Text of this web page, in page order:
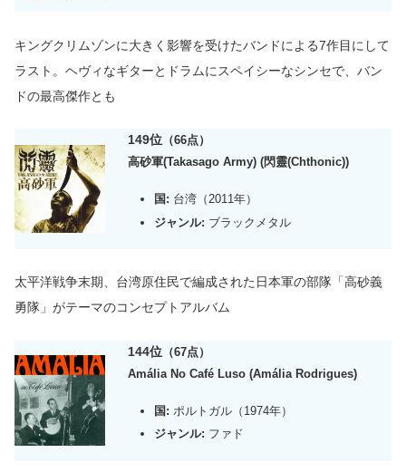
キングクリムゾンに大きく影響を受けたバンドによる7作目にして
ラスト。 ヘヴィなギターとドラムにスペイシーなシンセで、バン
ドの最高傑作とも
149位 （66点）
高砂軍(Takasago Army) (閃靈(Chthonic))
国: 台湾（2011年）
ジャンル: ブラックメタル
太平洋戦争末期、台湾原住民で編成された 日本軍の部隊「高砂義
勇隊」がテーマのコンセプトアルバム
144位 （67点）
Amália No Café Luso (Amália Rodrigues)
国: ポルトガル（1974年）
ジャンル: ファド